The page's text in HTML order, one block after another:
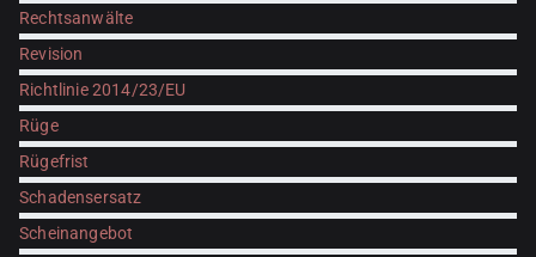
Rechtsanwälte
Revision
Richtlinie 2014/23/EU
Rüge
Rügefrist
Schadensersatz
Scheinangebot